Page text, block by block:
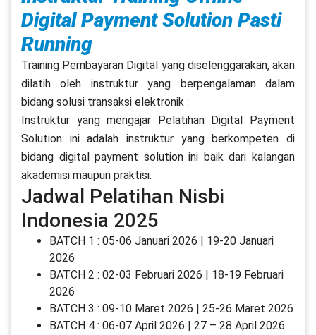
Digital Payment Solution Pasti
Running
Training Pembayaran Digital yang diselenggarakan, akan
dilatih oleh instruktur yang berpengalaman dalam
bidang solusi transaksi elektronik :
Instruktur yang mengajar Pelatihan Digital Payment
Solution ini adalah instruktur yang berkompeten di
bidang digital payment solution ini baik dari kalangan
akademisi maupun praktisi.
Jadwal Pelatihan Nisbi
Indonesia 2025
BATCH 1 : 05-06 Januari 2026 | 19-20 Januari
2026
BATCH 2 : 02-03 Februari 2026 | 18-19 Februari
2026
BATCH 3 : 09-10 Maret 2026 | 25-26 Maret 2026
BATCH 4 : 06-07 April 2026 | 27 – 28 April 2026